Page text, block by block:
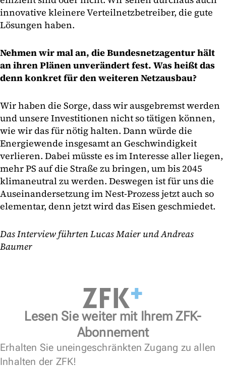
innovative kleinere Verteilnetzbetreiber, die gute
Lösungen haben.
Nehmen wir mal an, die Bundesnetzagentur hält
an ihren Plänen unverändert fest. Was heißt das
denn konkret für den weiteren Netzausbau?
Wir haben die Sorge, dass wir ausgebremst werden
und unsere Investitionen nicht so tätigen können,
wie wir das für nötig halten. Dann würde die
Energiewende insgesamt an Geschwindigkeit
verlieren. Dabei müsste es im Interesse aller liegen,
mehr PS auf die Straße zu bringen, um bis 2045
klimaneutral zu werden. Deswegen ist für uns die
Auseinandersetzung im Nest-Prozess jetzt auch so
elementar, denn jetzt wird das Eisen geschmiedet.
Das Interview führten Lucas Maier und Andreas
Baumer
Lesen Sie weiter mit Ihrem ZFK-
Abonnement
Erhalten Sie uneingeschränkten Zugang zu allen
Inhalten der ZFK!